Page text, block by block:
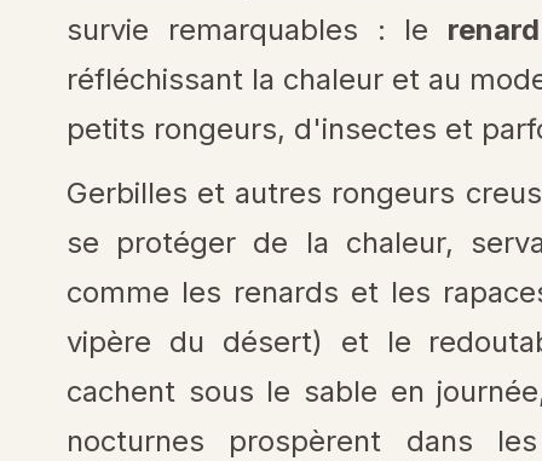
survie remarquables : le
réfléchissant la chaleur et au
petits rongeurs, d'insectes et
Gerbilles et autres rongeurs
se protéger de la chaleur,
comme les renards et les
vipère du désert) et le
cachent sous le sable en
nocturnes prospèrent dans